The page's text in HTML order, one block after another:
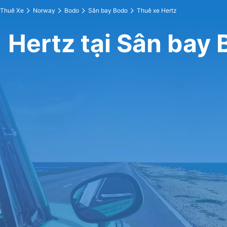
Thuê Xe Norway Bodo Sân bay Bodo Thuê xe Hertz
Hertz tại Sân bay